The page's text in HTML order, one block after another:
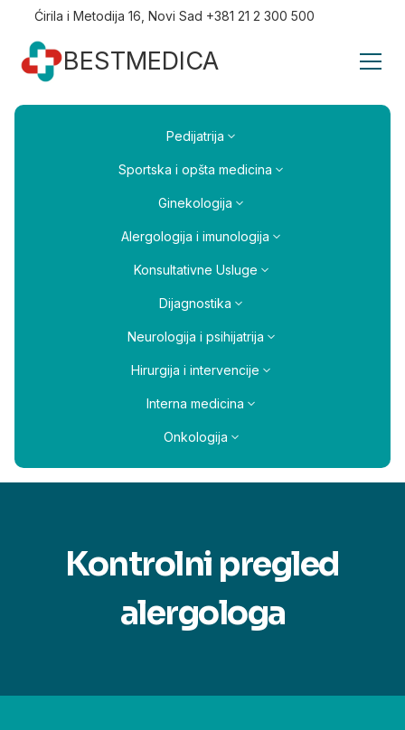
Ćirila i Metodija 16, Novi Sad +381 21 2 300 500
BESTMEDICA
Pedijatrija
Sportska i opšta medicina
Ginekologija
Alergologija i imunologija
Konsultativne Usluge
Dijagnostika
Neurologija i psihijatrija
Hirurgija i intervencije
Interna medicina
Onkologija
Kontrolni pregled
alergologa